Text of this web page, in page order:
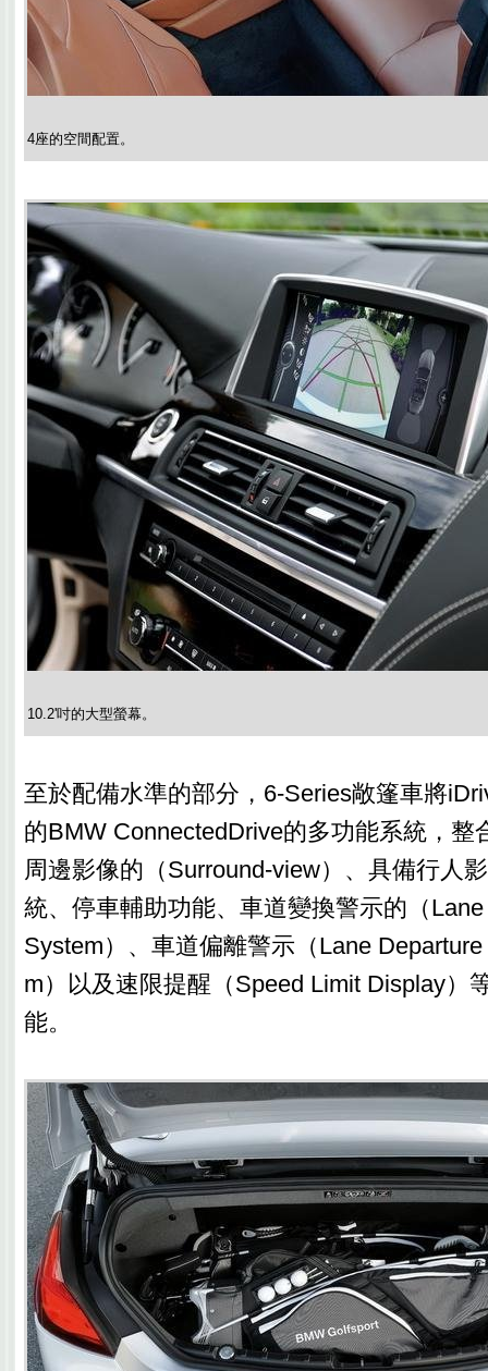
4座的空間配置。
10.2'吋的大型螢幕。
至於配備水準的部分，6-Series敞篷車將
的BMW ConnectedDrive的多功能系統，整
周邊影像的（Surround-view）、具備行人
統、停車輔助功能、車道變換警示的（
System）、車道偏離警示（Lane
m）以及速限提醒（Speed Limit Display）
能。